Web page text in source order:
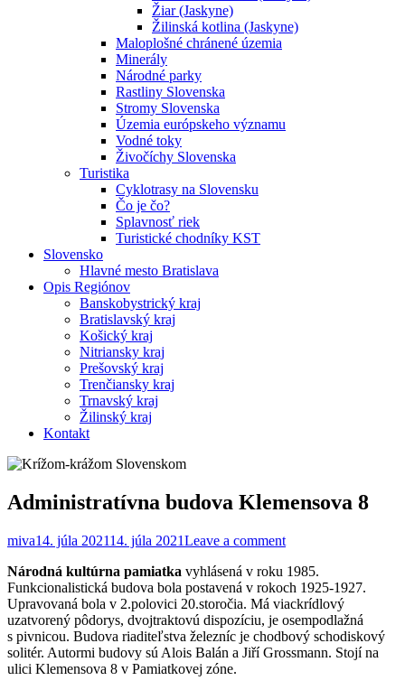
Žiar (Jaskyne)
Žilinská kotlina (Jaskyne)
Maloplošné chránené územia
Minerály
Národné parky
Rastliny Slovenska
Stromy Slovenska
Územia európskeho významu
Vodné toky
Živočíchy Slovenska
Turistika
Cyklotrasy na Slovensku
Čo je čo?
Splavnosť riek
Turistické chodníky KST
Slovensko
Hlavné mesto Bratislava
Opis Regiónov
Banskobystrický kraj
Bratislavský kraj
Košický kraj
Nitriansky kraj
Prešovský kraj
Trenčiansky kraj
Trnavský kraj
Žilinský kraj
Kontakt
Administratívna budova Klemensova 8
miva14. júla 202114. júla 2021Leave a comment
Národná kultúrna pamiatka vyhlásená v roku 1985.
Funkcionalistická budova bola postavená v rokoch 1925-1927.
Upravovaná bola v 2.polovici 20.storočia. Má viackrídlový
uzatvorený pôdorys, dvojtraktovú dispozíciu, je osempodlažná
s pivnicou. Budova riaditeľstva železníc je chodbový schodiskový
solitér. Autormi budovy sú Alois Balán a Jiří Grossmann. Stojí na
ulici Klemensova 8 v Pamiatkovej zóne.